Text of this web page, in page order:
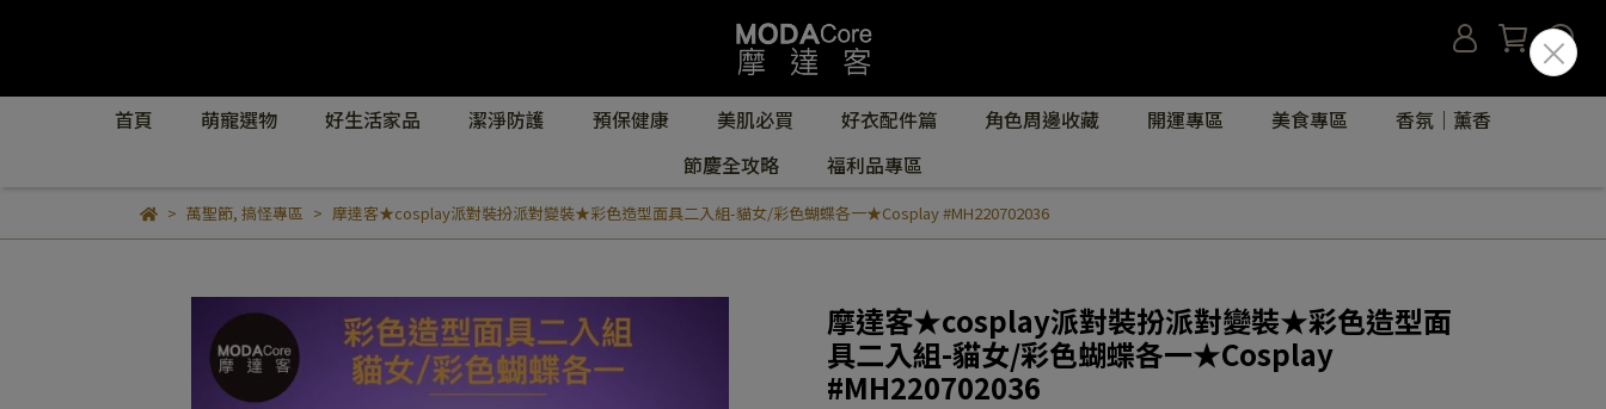
首頁 萌寵選物 好生活家品 潔淨防護 預保健康 美肌必買 好衣配件篇 角色周邊收藏 開運專區 美食專區
香氛｜薰香
節慶全攻略
福利品專區
萬聖節, 搞怪專區 摩達客★cosplay派對裝扮派對變裝★彩色造型面具二入組-貓女/彩色蝴蝶各一★Cosplay #MH220702036
摩達客★cosplay派對裝扮派對變裝★彩色造型面
具二入組-貓女/彩色蝴蝶各一★Cosplay
#MH220702036